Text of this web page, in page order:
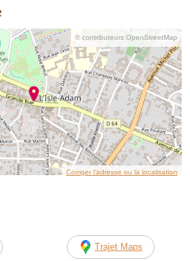
© contributeurs OpenStreetMap
Corriger l’adresse ou la localisation
Trajet Maps